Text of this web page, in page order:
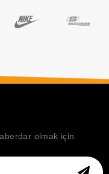
olmak için